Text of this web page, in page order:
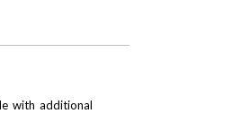
with additional